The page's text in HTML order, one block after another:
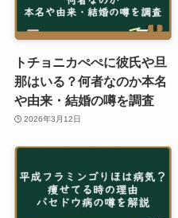
トチョニカぺぺに彼氏や旦
那はいる？何者なのか本名
や由来・結婚の噂を調査
2026年3月12日